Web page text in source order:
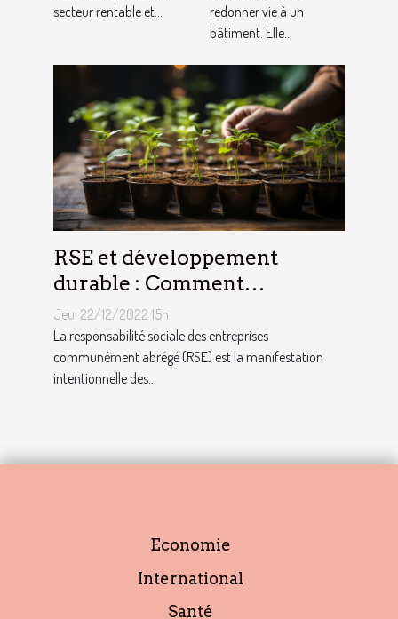
secteur rentable et...
redonner vie à un
bâtiment. Elle...
RSE et développement
durable : Comment
décrocher vite un emploi
avec ce profil ?
Jeu. 22/12/2022 15h
La responsabilité sociale des entreprises
communément abrégé (RSE) est la manifestation
intentionnelle des...
Economie
International
Santé